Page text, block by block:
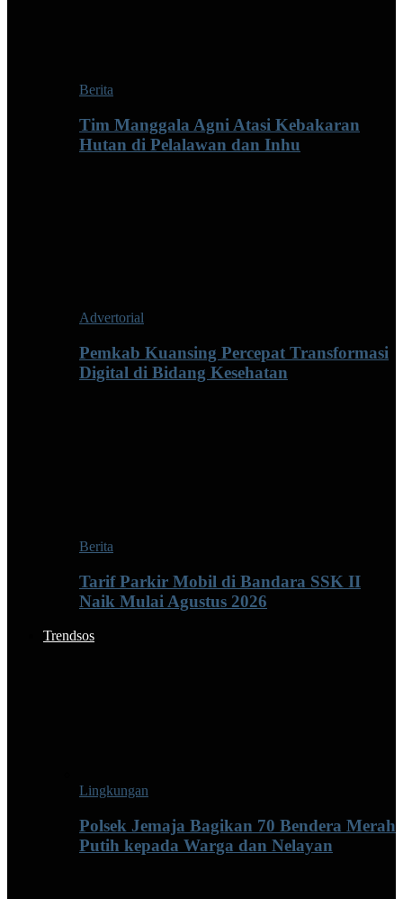
Berita
Tim Manggala Agni Atasi Kebakaran
Hutan di Pelalawan dan Inhu
Advertorial
Pemkab Kuansing Percepat Transformasi
Digital di Bidang Kesehatan
Berita
Tarif Parkir Mobil di Bandara SSK II
Naik Mulai Agustus 2026
Trendsos
Lingkungan
Polsek Jemaja Bagikan 70 Bendera Merah
Putih kepada Warga dan Nelayan